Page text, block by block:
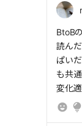
集を
→仮説
8.新
議論
席して
9.長
もっ
BtoB
読ん
ぱい
も共
変化